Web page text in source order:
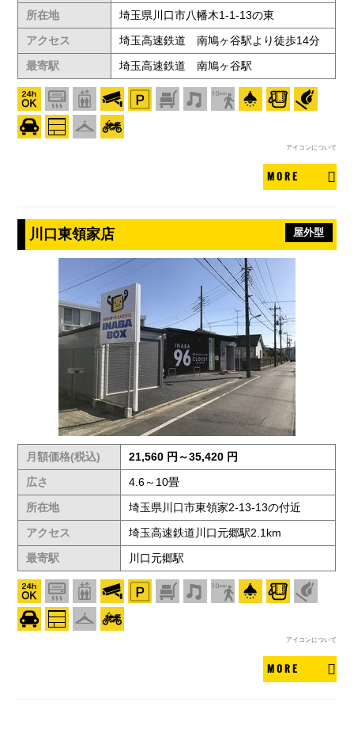
所在地
埼玉県川口市八幡木1-1-13の東
アクセス
埼玉高速鉄道 南鳩ヶ谷駅より徒歩14分
最寄駅
埼玉高速鉄道 南鳩ヶ谷駅
アイコンについて
MORE
川口東領家店 屋外型
月額価格(税込)
21,560 円～35,420 円
広さ
4.6～10畳
所在地
埼玉県川口市東領家2-13-13の付近
アクセス
埼玉高速鉄道川口元郷駅2.1km
最寄駅
川口元郷駅
アイコンについて
MORE